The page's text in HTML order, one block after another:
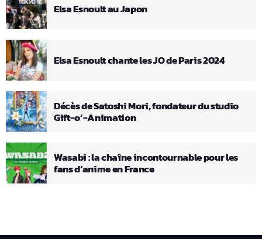
Elsa Esnoult au Japon
Elsa Esnoult chante les JO de Paris 2024
Décès de Satoshi Mori, fondateur du studio
Gift-o’-Animation
Wasabi : la chaîne incontournable pour les
fans d’anime en France